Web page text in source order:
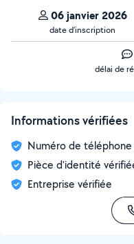
06 janvier 2026
date d’inscription
délai de
Informations vérifiées
Numéro de téléphone
Pièce d'identité
Entreprise vérifiée